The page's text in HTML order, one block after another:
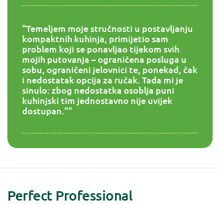
"Temeljem moje stručnosti u postavljanju
kompaktnih kuhinja, primijetio sam
problem koji se ponavljao tijekom svih
mojih putovanja – ograničena posluga u
sobu, ograničeni jelovnici te, ponekad, čak
i nedostatak opcija za ručak. Tada mi je
sinulo: zbog nedostatka osoblja puni
kuhinjski tim jednostavno nije uvijek
dostupan.”"
Perfect Professional